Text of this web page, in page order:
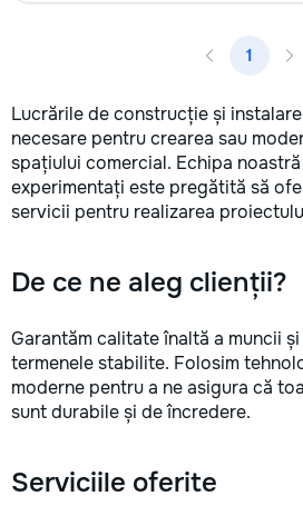
1
Lucrările de construcție și
necesare pentru crearea sau
spațiului comercial. Echipa
experimentați este pregătită să
servicii pentru realizarea
De ce ne aleg clienții?
Garantăm calitate înaltă a muncii
termenele stabilite. Folosim
moderne pentru a ne asigura că
sunt durabile și de încredere.
Serviciile oferite